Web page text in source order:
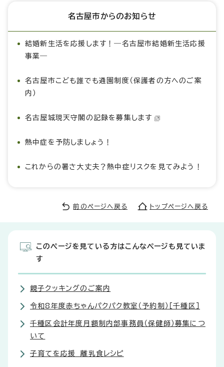
名古屋市からのお知らせ
結婚新生活を応援します！―名古屋市結婚新生活応援
事業―
名古屋市こども誰でも通園制度（保護者の方へのご案
内）
名古屋城現天守閣の記録を募集します
熱中症を予防しましょう！
これからの暑さ大丈夫？熱中症リスクを見てみよう！
前のページへ戻る トップページへ戻る
このページを見ている方はこんなページも見ていま
す
親子クッキングのご案内
令和8年度赤ちゃんパクパク教室（予約制）［千種区］
千種区会計年度月額制内部事務員（保健師）募集につ
いて
子育てを応援 離乳食レシピ